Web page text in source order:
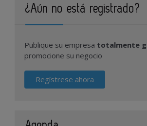
¿Aún no está registrado?
Publique su empresa totalmente
promocione su negocio
Regístrese ahora